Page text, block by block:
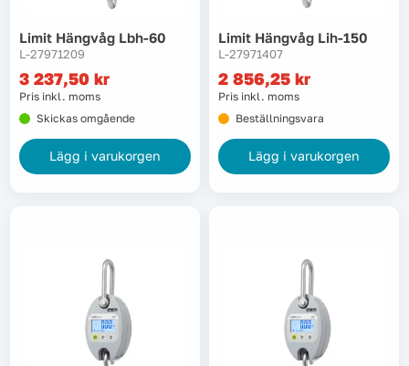
Limit Hängvåg Lbh-60
L-27971209
3 237,50 kr
Pris inkl. moms
Skickas omgående
Lägg i varukorgen
Limit Hängvåg Lih-150
L-27971407
2 856,25 kr
Pris inkl. moms
Beställningsvara
Lägg i varukorgen